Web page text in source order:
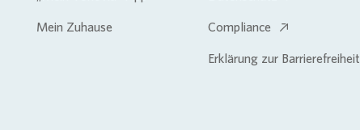
Mein Zuhause Compliance
Erklärung zur Barrierefreiheit